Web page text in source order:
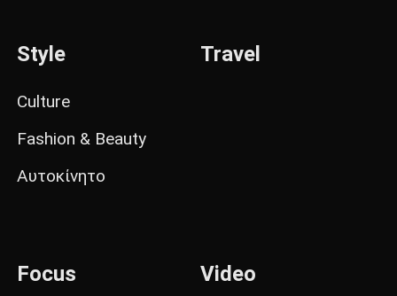
Style
Culture
Fashion & Beauty
Αυτοκίνητο
Travel
Focus Video